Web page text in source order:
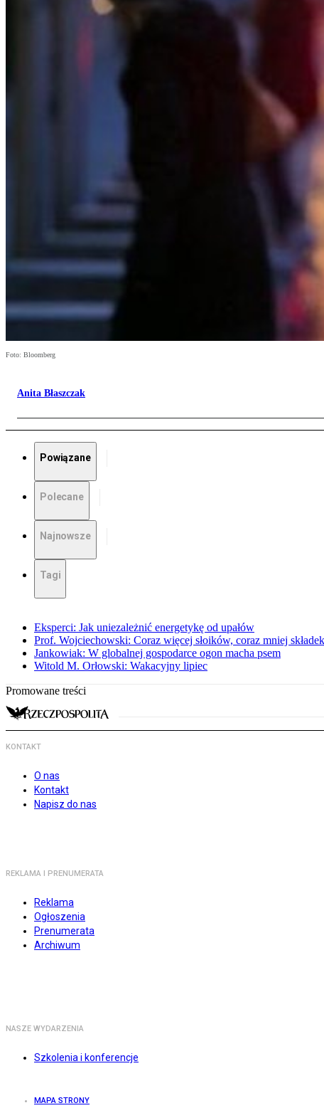
Foto: Bloomberg
Anita Błaszczak
Powiązane
Polecane
Najnowsze
Tagi
Eksperci: Jak uniezależnić energetykę od upałów
Prof. Wojciechowski: Coraz więcej słoików, coraz mniej składek
Jankowiak: W globalnej gospodarce ogon macha psem
Witold M. Orłowski: Wakacyjny lipiec
Promowane treści
KONTAKT
O nas
Kontakt
Napisz do nas
REKLAMA I PRENUMERATA
Reklama
Ogłoszenia
Prenumerata
Archiwum
NASZE WYDARZENIA
Szkolenia i konferencje
MAPA STRONY